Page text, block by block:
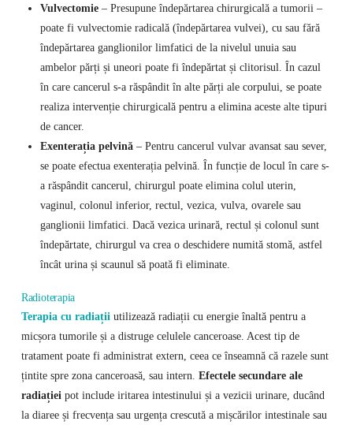
Vulvectomie– Presupune îndepărtarea chirurgicală a tumorii –
poate fi vulvectomie radicală (îndepărtarea vulvei), cu sau fără
îndepărtarea ganglionilor limfatici de la nivelul unuia sau
ambelor părți și uneori poate fi îndepărtat și clitorisul. În cazul
în care cancerul s-a răspândit în alte părți ale corpului, se poate
realiza intervenție chirurgicală pentru a elimina aceste alte tipuri
de cancer.
Exenterația pelvină – Pentru cancerul vulvar avansat sau sever,
se poate efectua exenterația pelvină. În funcție de locul în care s-
a răspândit cancerul, chirurgul poate elimina colul uterin,
vaginul, colonul inferior, rectul, vezica, vulva, ovarele sau
ganglionii limfatici. Dacă vezica urinară, rectul și colonul sunt
îndepărtate, chirurgul va crea o deschidere numită stomă, astfel
încât urina și scaunul să poată fi eliminate.
Radioterapia
Terapia cu radiații utilizează radiații cu energie înaltă pentru a
micșora tumorile și a distruge celulele canceroase. Acest tip de
tratament poate fi administrat extern, ceea ce înseamnă că razele sunt
țintite spre zona canceroasă, sau intern. Efectele secundare ale
radiației pot include iritarea intestinului și a vezicii urinare, ducând
la diaree și frecvența sau urgența crescută a mișcărilor intestinale sau